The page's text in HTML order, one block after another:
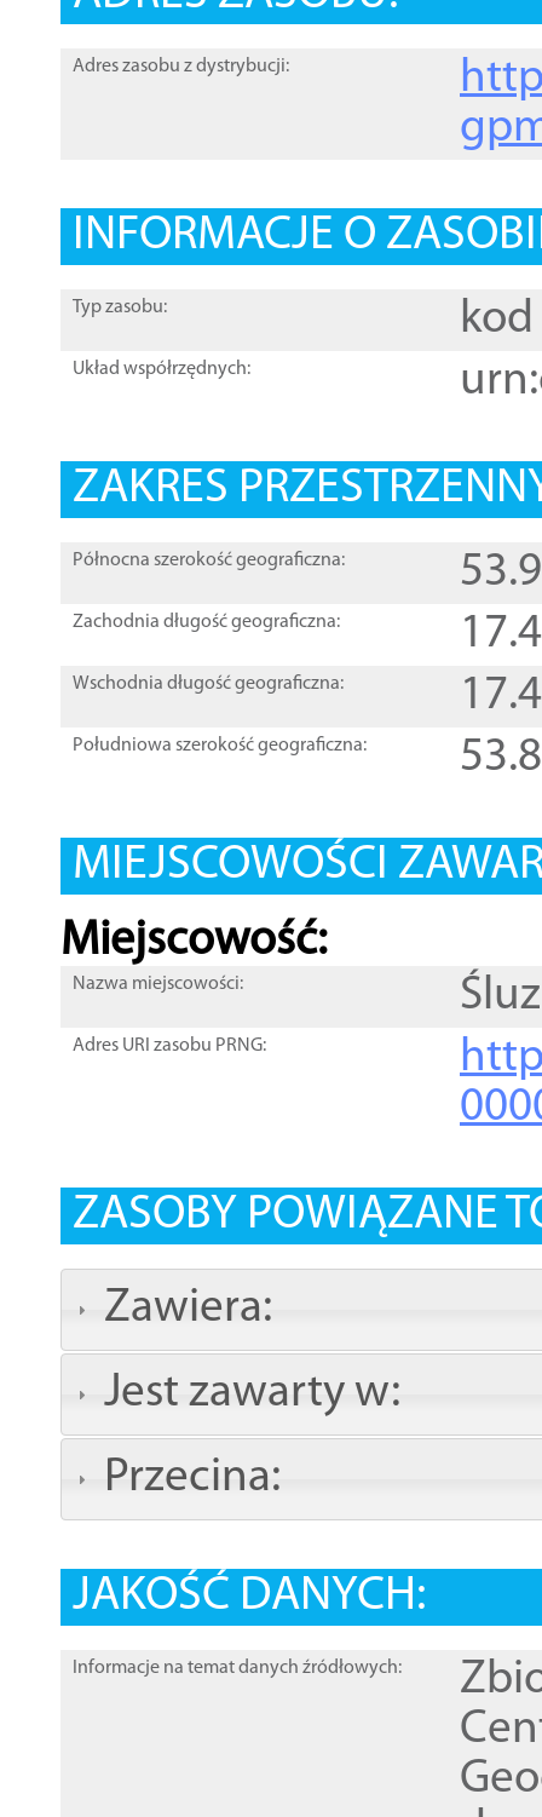
Adres zasobu z dystrybucji:
INFORMACJE O
Typ zasobu: kod
Układ współrzędnych:
ZAKRES
Północna szerokość geograficzna:
Zachodnia długość geograficzna:
Wschodnia długość geograficzna:
Południowa szerokość geograficzna:
MIEJSCOWOŚCI
Miejscowość:
Nazwa miejscowości:
Adres URI zasobu PRNG:
ZASOBY POWIĄZANE
Zawiera:
Jest zawarty w:
Przecina:
JAKOŚĆ DANYCH:
Informacje na temat danych źródłowych: